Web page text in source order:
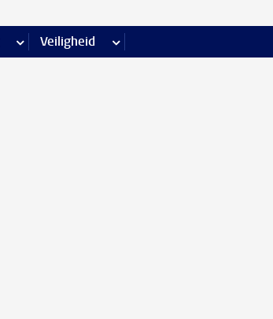
meer Communicatie & Marketing pagina’s
Veiligheid meer Veiligheid pagina’s